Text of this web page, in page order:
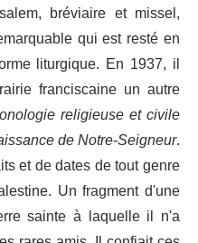
bréviaire et missel,
qui est resté en
liturgique. En 1937, il
franciscaine un autre
religieuse et civile
de Notre-Seigneur.
et de dates de tout genre
Un fragment d'une
sainte à laquelle il n'a